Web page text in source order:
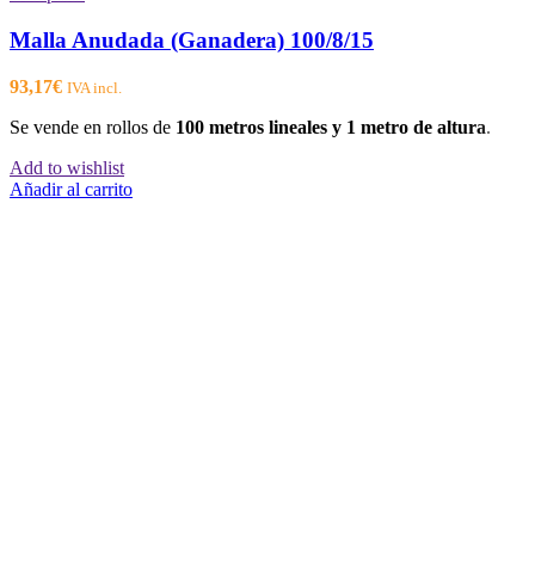
Malla Anudada (Ganadera) 100/8/15
93,17€ IVA incl.
Se vende en rollos de 100 metros lineales y 1 metro de altura.
Add to wishlist
Añadir al carrito